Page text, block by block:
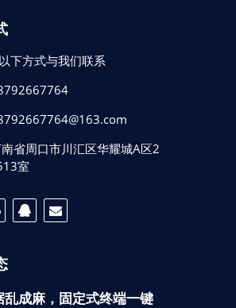
下方式与我们联系
省周口市川汇区华耀城A区2
室
乱成麻，固定式终端一键